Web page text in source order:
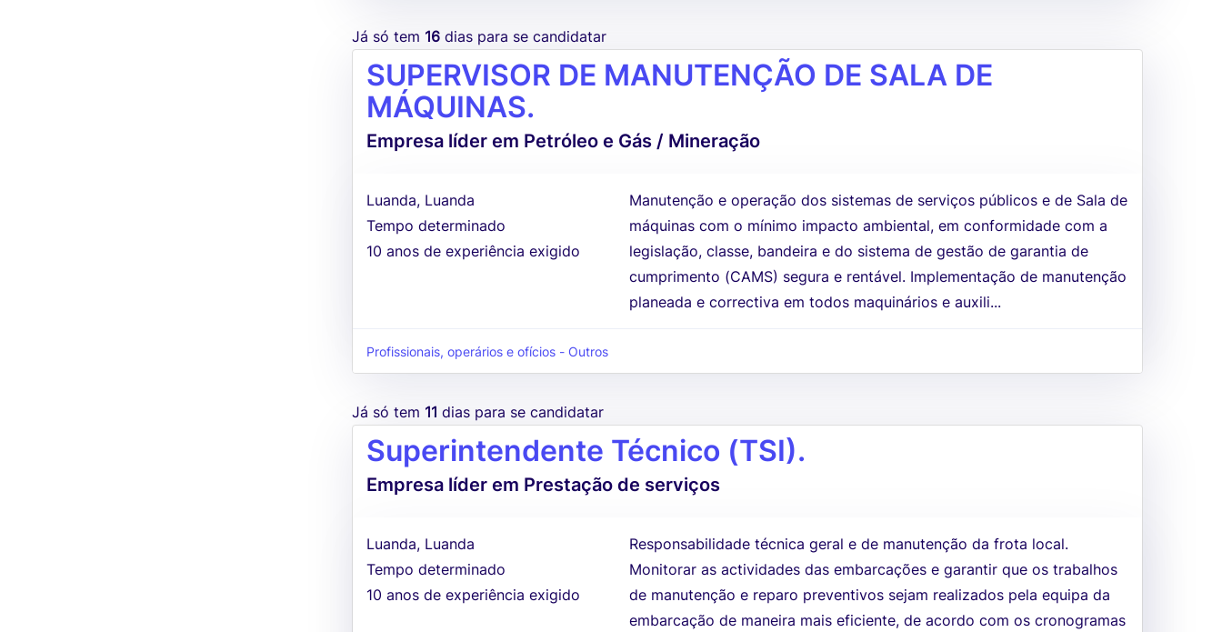
Já só tem 16 dias para se candidatar
SUPERVISOR DE MANUTENÇÃO DE SALA DE
MÁQUINAS.
Empresa líder em Petróleo e Gás / Mineração
Luanda, Luanda
Tempo determinado
10 anos de experiência exigido
Manutenção e operação dos sistemas de serviços públicos e de Sala de
máquinas com o mínimo impacto ambiental, em conformidade com a
legislação, classe, bandeira e do sistema de gestão de garantia de
cumprimento (CAMS) segura e rentável. Implementação de manutenção
planeada e correctiva em todos maquinários e auxili...
Profissionais, operários e ofícios - Outros
Já só tem 11 dias para se candidatar
Superintendente Técnico (TSI).
Empresa líder em Prestação de serviços
Luanda, Luanda
Tempo determinado
10 anos de experiência exigido
Responsabilidade técnica geral e de manutenção da frota local.
Monitorar as actividades das embarcações e garantir que os trabalhos
de manutenção e reparo preventivos sejam realizados pela equipa da
embarcação de maneira mais eficiente, de acordo com os cronogramas